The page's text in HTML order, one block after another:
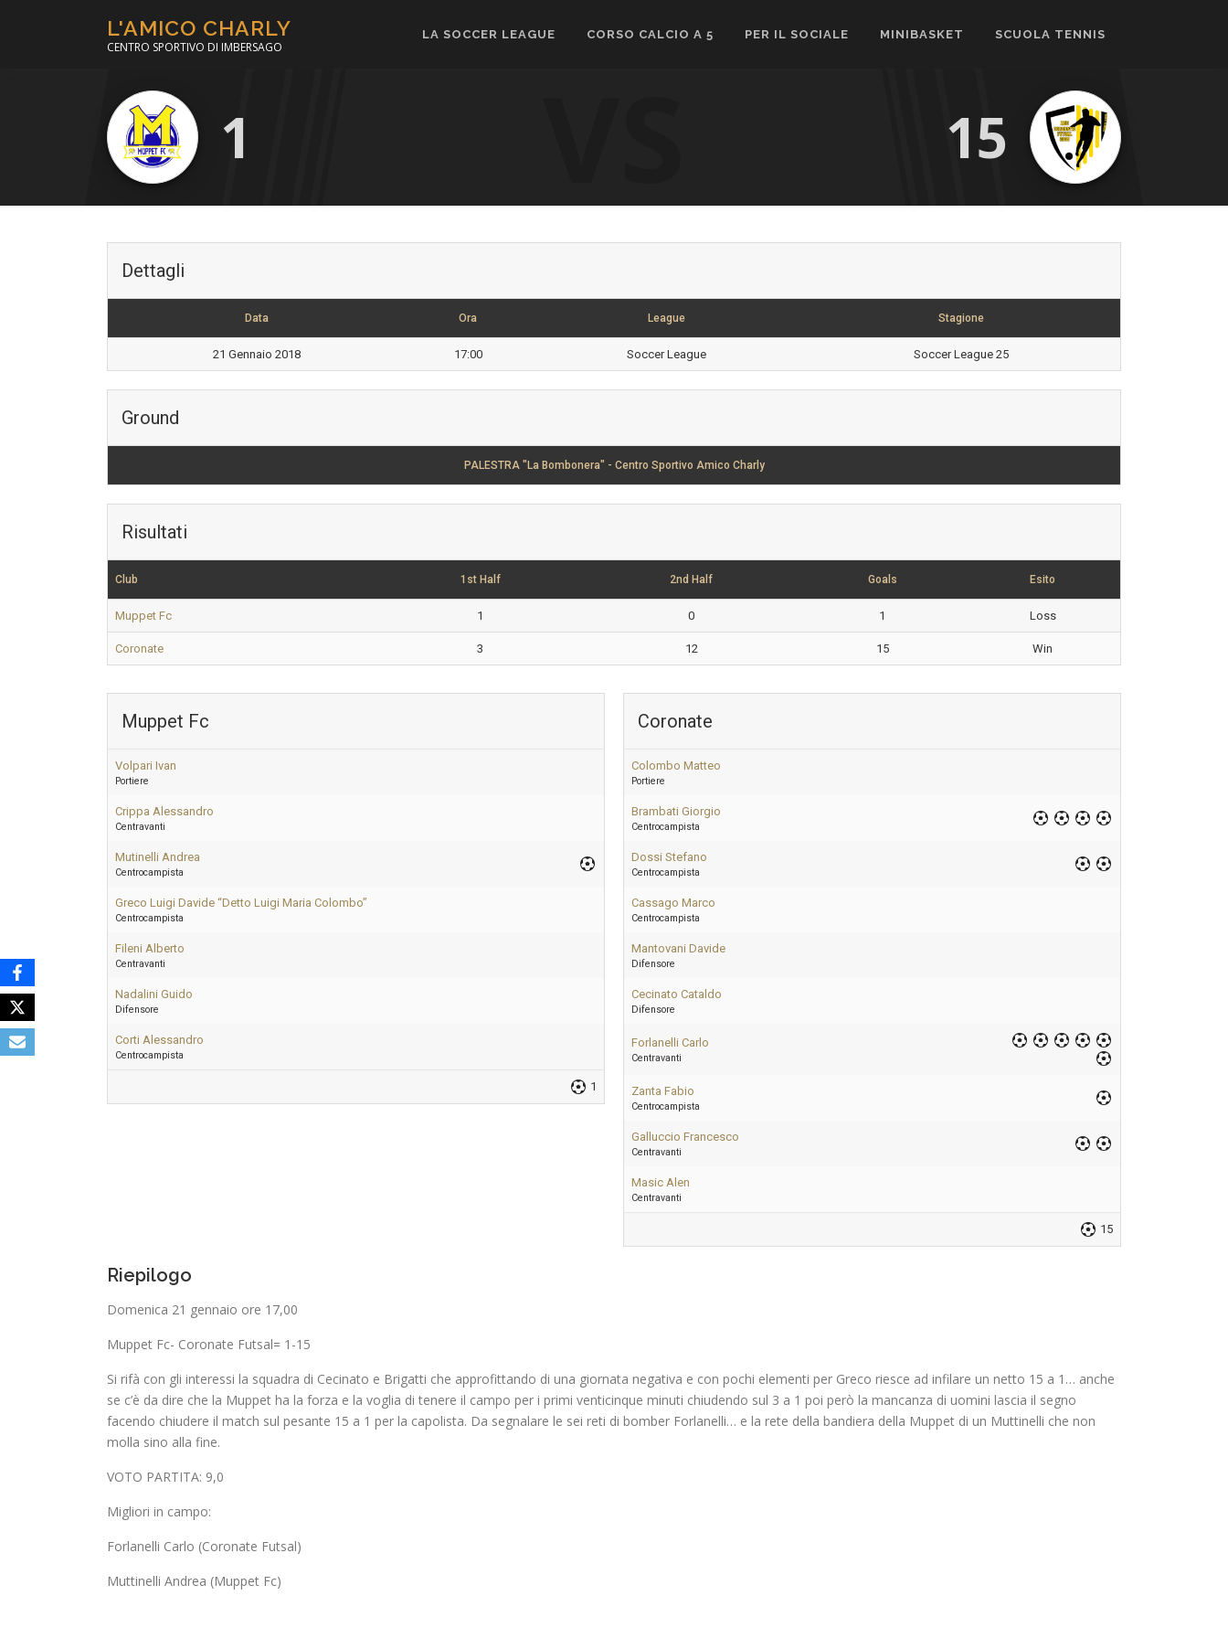
L'AMICO CHARLY
CENTRO SPORTIVO DI IMBERSAGO
LA SOCCER LEAGUE CORSO CALCIO A 5 PER IL SOCIALE MINIBASKET SCUOLA TENNIS
1 15
Dettagli
Data Ora League Stagione
21 Gennaio 2018 17:00 Soccer League Soccer League 25
Ground
PALESTRA "La Bombonera" - Centro Sportivo Amico Charly
Risultati
Club 1st Half 2nd Half Goals Esito
Muppet Fc 1 0 1 Loss
Coronate 3 12 15 Win
Muppet Fc
Volpari Ivan
Portiere
Crippa Alessandro
Centravanti
Mutinelli Andrea
Centrocampista
Greco Luigi Davide “Detto Luigi Maria Colombo”
Centrocampista
Fileni Alberto
Centravanti
Nadalini Guido
Difensore
Corti Alessandro
Centrocampista
1
Coronate
Colombo Matteo
Portiere
Brambati Giorgio
Centrocampista
Dossi Stefano
Centrocampista
Cassago Marco
Centrocampista
Mantovani Davide
Difensore
Cecinato Cataldo
Difensore
Forlanelli Carlo
Centravanti
Zanta Fabio
Centrocampista
Galluccio Francesco
Centravanti
Masic Alen
Centravanti
15
Riepilogo
Domenica 21 gennaio ore 17,00
Muppet Fc- Coronate Futsal= 1-15
Si rifà con gli interessi la squadra di Cecinato e Brigatti che approfittando di una giornata negativa e con pochi elementi per Greco riesce ad infilare un netto 15 a 1… anche
se c’è da dire che la Muppet ha la forza e la voglia di tenere il campo per i primi venticinque minuti chiudendo sul 3 a 1 poi però la mancanza di uomini lascia il segno
facendo chiudere il match sul pesante 15 a 1 per la capolista. Da segnalare le sei reti di bomber Forlanelli… e la rete della bandiera della Muppet di un Muttinelli che non
molla sino alla fine.
VOTO PARTITA: 9,0
Migliori in campo:
Forlanelli Carlo (Coronate Futsal)
Muttinelli Andrea (Muppet Fc)